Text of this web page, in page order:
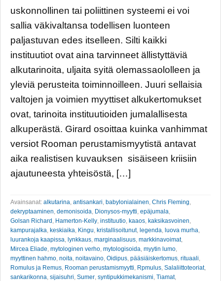
uskonnollinen tai poliittinen systeemi ei voi
sallia väkivaltansa todellisen luonteen
paljastuvan edes itselleen. Silti kaikki
instituutiot ovat aina tarvinneet ällistyttäviä
alkutarinoita, uljaita syitä olemassaololleen ja
yleviä perusteita toiminnoilleen. Juuri sellaisia
valtojen ja voimien myyttiset alkukertomukset
ovat, tarinoita instituutioiden jumalallisesta
alkuperästä. Girard osoittaa kuinka vanhimmat
versiot Rooman perustamismyytistä antavat
aika realistisen kuvauksen sisäiseen kriisiin
ajautuneesta yhteisöstä, […]
Avainsanat: alkutarina, antisankari, babylonialainen, Chris Fleming,
dekryptaaminen, demonisoida, Dionysos-myytti, epäjumala,
Golsan Richard , Hamerton-Kelly, instituutio, kaaos, kaksikasvoinen,
kampurajalka, keskiaika, Kingu, kristallisoitunut, legenda, luova murha,
luurankoja kaapissa, lynkkaus, marginaalisuus, markkinavoimat,
Mircea Eliade, mytologinen verho, mytologisoida, myytin lumo,
myyttinen hahmo, noita, noitavaino, Oidipus, pääsiäiskertomus, rituaali,
Romulus ja Remus, Rooman perustamismyytti, Rpmulus, Salaliittoteoriat,
sankarikonna, sijaisuhri, Sumer, syntipukkimekanismi, Tiamat,